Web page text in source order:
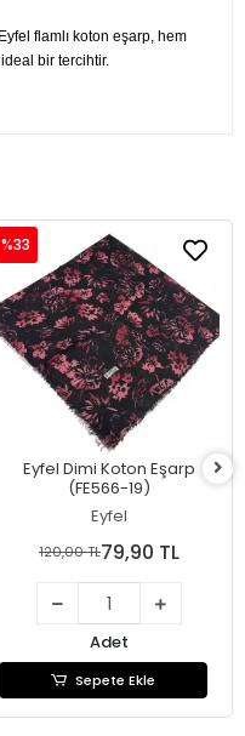
flamlı koton eşarp, hem
bir tercihtir.
Eyfel Dimi Koton Eşarp
(FE566-19)
Eyfel
%33
120,00 TL79,90 TL
Adet
Sepete Ekle